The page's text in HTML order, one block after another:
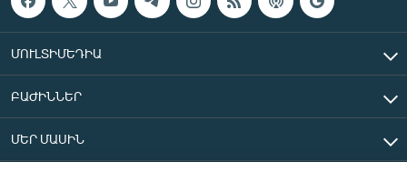
ՄՈՒԼՏԻՄԵԴԻԱ
ԲԱԺԻՆՆԵՐ
ՄԵՐ ՄԱՍԻՆ